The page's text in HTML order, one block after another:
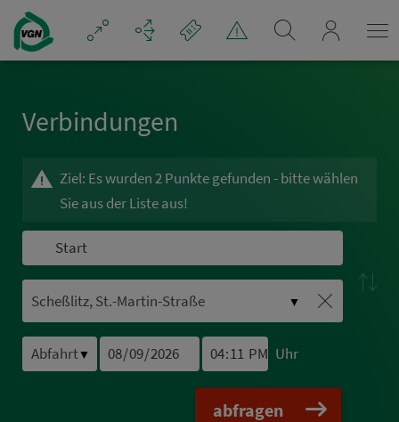
Navigation überspringen
Ver­bin­dungen
Ziel: Es wurden 2 Punkte gefunden - bitte wählen
Sie aus der Liste aus!
▼
▼ Uhr
abfragen